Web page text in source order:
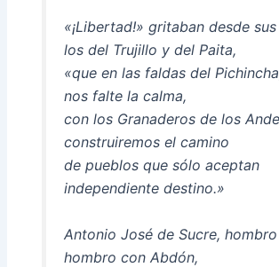
«¡Libertad!» gritaban desde
los del Trujillo y del Paita,
«que en las faldas del
nos falte la calma,
con los Granaderos de los
construiremos el camino
de pueblos que sólo aceptan
independiente destino.»
Antonio José de Sucre,
hombro con Abdón,